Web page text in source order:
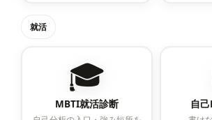
就活
🎓
MBTI就活診断 自